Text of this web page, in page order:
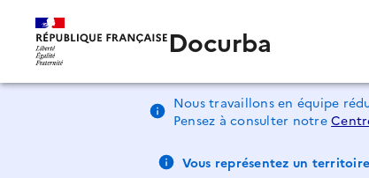
Docurba
Nous travaillons en équipe
Pensez à consulter notre
Vous représentez un